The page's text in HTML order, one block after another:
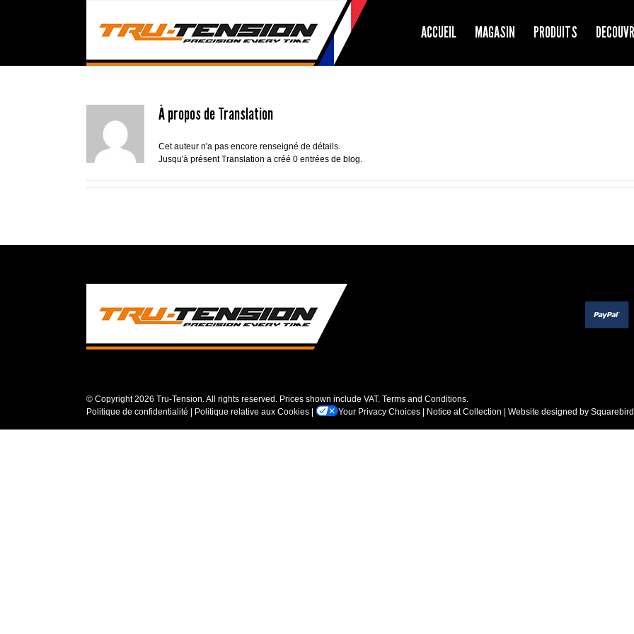
ACCUEIL MAGASIN PRODUITS
À propos deTranslation
Cet auteur n'a pas encore renseigné de détails.
Jusqu'à présent Translation a créé 0 entrées de blog.
© Copyright2026 Tru-Tension. All rights reserved. Prices shown include VAT. Terms and Conditions.
Politique de confidentialité
Politique relative aux Cookies Your Privacy Choices Notice at Collection | Website designed by Squarebird